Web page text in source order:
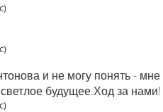
и не могу понять - мне
будущее.Ход за нами!